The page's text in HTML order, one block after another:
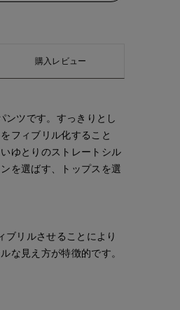
購入レビュー
ンツです。すっきりとし
フィブリル化すること
ゆとりのストレートシル
を選ばす、トップスを選
ブリルさせることにより
な見え方が特徴的です。